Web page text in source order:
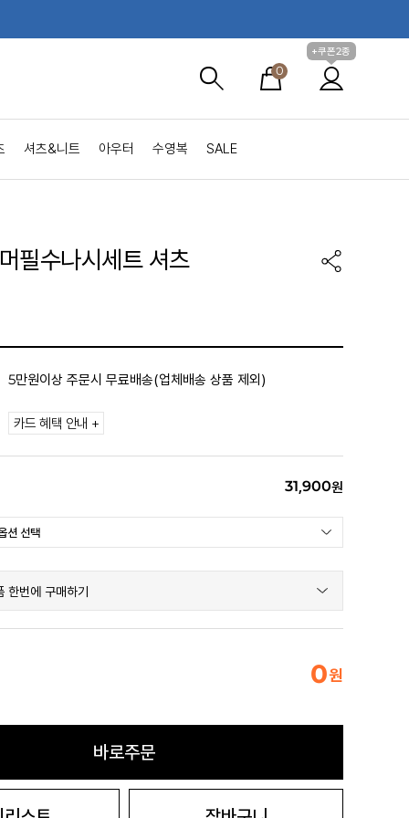
0
+쿠폰2종
셔츠&니트 아우터 수영복 SALE
필수나시세트 셔츠
5만원이상 주문시 무료배송(업체배송 상품 제외)
카드 혜택 안내 +
31,900원
한번에 구매하기
0원
바로주문